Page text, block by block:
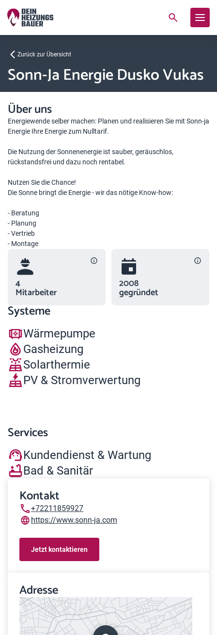
Zurück zur Übersicht
Sonn-Ja Energie Dusko Vukas
Über uns
Energiewende selber machen: Planen und realisieren Sie mit Sonn-ja
Energie Ihre Energie zum Nulltarif.
Die Nutzung der Sonnenenergie ist sauber, geräuschlos,
rückstandsfrei und dazu noch rentabel.
Nutzen Sie die Chance!
Die Sonne bringt die Energie - wir das nötige Know-how:
- Beratung
- Planung
- Vertrieb
- Montage
4
Mitarbeiter
2008
gegründet
Systeme
Wärmepumpe
Gasheizung
Solarthermie
PV & Stromverwertung
Services
Kundendienst & Wartung
Bad & Sanitär
Kontakt
+72211859927
https://www.sonn-ja.com
Jetzt kontaktieren
Adresse